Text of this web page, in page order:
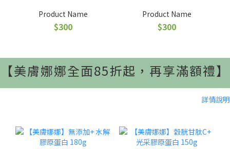
Product Name
$300
Product Name
$300
【美膚娜娜全面85折起，再享滿額禮】
詳情說明